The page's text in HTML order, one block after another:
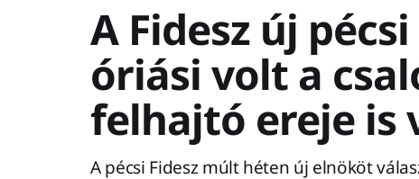
A Fidesz új
óriási volt a
felhajtó ereje is
A pécsi Fidesz múlt héten új elnököt